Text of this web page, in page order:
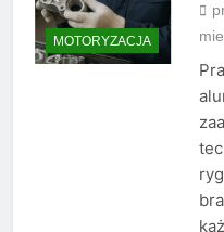
MOTORYZACJA